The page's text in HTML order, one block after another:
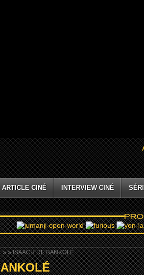
ARTICLE CINÉ INTERVIEW CINÉ
»» ISAACH DE BANKOLÉ